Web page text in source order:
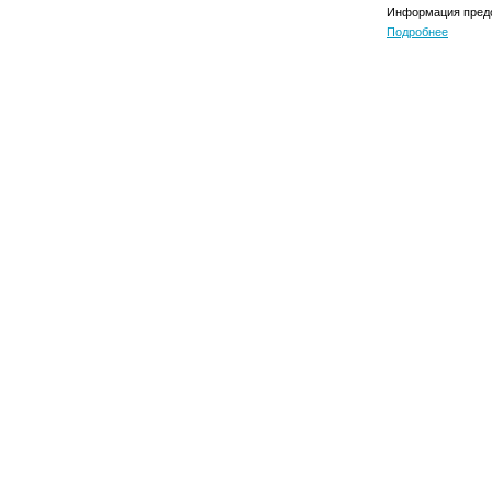
Информация
Подробнее